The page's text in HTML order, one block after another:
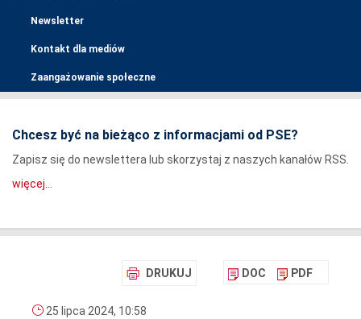
Newsletter
Kontakt dla mediów
Zaangażowanie społeczne
Chcesz być na bieżąco z informacjami od PSE?
Zapisz się do newslettera lub skorzystaj z naszych kanałów RSS.
więcej...
DRUKUJ DOC PDF
25 lipca 2024, 10:58